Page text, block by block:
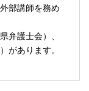
部講師を務め
弁護士会）、
があります。